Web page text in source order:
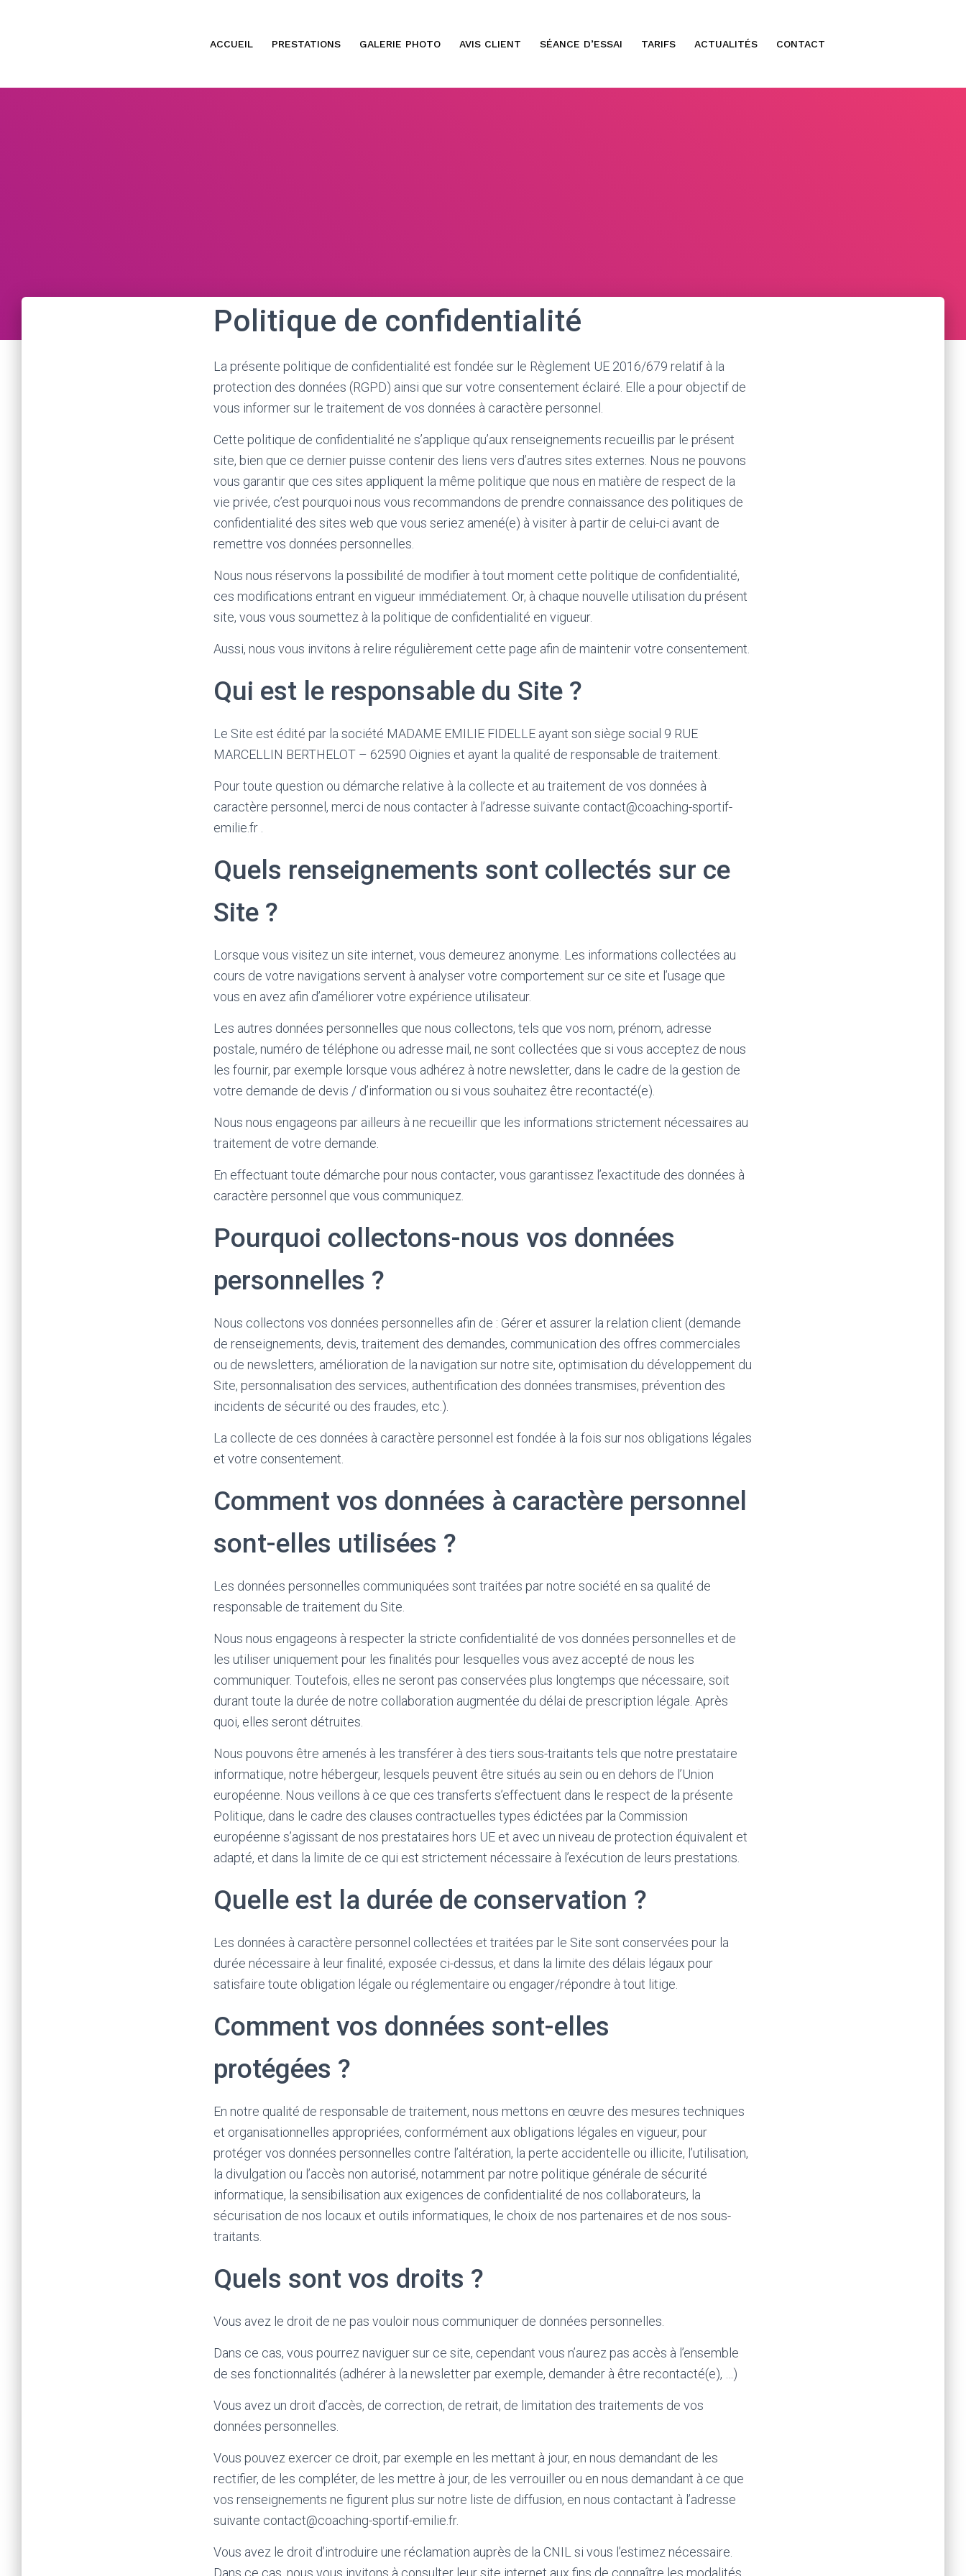
ACCUEIL PRESTATIONS GALERIE PHOTO AVIS CLIENT SÉANCE D’ESSAI TARIFS ACTUALITÉS CONTACT
Politique de confidentialité
La présente politique de confidentialité est fondée sur le Règlement UE 2016/679 relatif à la
protection des données (RGPD) ainsi que sur votre consentement éclairé. Elle a pour objectif de
vous informer sur le traitement de vos données à caractère personnel.
Cette politique de confidentialité ne s’applique qu’aux renseignements recueillis par le présent
site, bien que ce dernier puisse contenir des liens vers d’autres sites externes. Nous ne pouvons
vous garantir que ces sites appliquent la même politique que nous en matière de respect de la
vie privée, c’est pourquoi nous vous recommandons de prendre connaissance des politiques de
confidentialité des sites web que vous seriez amené(e) à visiter à partir de celui-ci avant de
remettre vos données personnelles.
Nous nous réservons la possibilité de modifier à tout moment cette politique de confidentialité,
ces modifications entrant en vigueur immédiatement. Or, à chaque nouvelle utilisation du présent
site, vous vous soumettez à la politique de confidentialité en vigueur.
Aussi, nous vous invitons à relire régulièrement cette page afin de maintenir votre consentement.
Qui est le responsable du Site ?
Le Site est édité par la société MADAME EMILIE FIDELLE ayant son siège social 9 RUE
MARCELLIN BERTHELOT – 62590 Oignies et ayant la qualité de responsable de traitement.
Pour toute question ou démarche relative à la collecte et au traitement de vos données à
caractère personnel, merci de nous contacter à l’adresse suivante contact@coaching-sportif-
emilie.fr .
Quels renseignements sont collectés sur ce
Site ?
Lorsque vous visitez un site internet, vous demeurez anonyme. Les informations collectées au
cours de votre navigations servent à analyser votre comportement sur ce site et l’usage que
vous en avez afin d’améliorer votre expérience utilisateur.
Les autres données personnelles que nous collectons, tels que vos nom, prénom, adresse
postale, numéro de téléphone ou adresse mail, ne sont collectées que si vous acceptez de nous
les fournir, par exemple lorsque vous adhérez à notre newsletter, dans le cadre de la gestion de
votre demande de devis / d’information ou si vous souhaitez être recontacté(e).
Nous nous engageons par ailleurs à ne recueillir que les informations strictement nécessaires au
traitement de votre demande.
En effectuant toute démarche pour nous contacter, vous garantissez l’exactitude des données à
caractère personnel que vous communiquez.
Pourquoi collectons-nous vos données
personnelles ?
Nous collectons vos données personnelles afin de : Gérer et assurer la relation client (demande
de renseignements, devis, traitement des demandes, communication des offres commerciales
ou de newsletters, amélioration de la navigation sur notre site, optimisation du développement du
Site, personnalisation des services, authentification des données transmises, prévention des
incidents de sécurité ou des fraudes, etc.).
La collecte de ces données à caractère personnel est fondée à la fois sur nos obligations légales
et votre consentement.
Comment vos données à caractère personnel
sont-elles utilisées ?
Les données personnelles communiquées sont traitées par notre société en sa qualité de
responsable de traitement du Site.
Nous nous engageons à respecter la stricte confidentialité de vos données personnelles et de
les utiliser uniquement pour les finalités pour lesquelles vous avez accepté de nous les
communiquer. Toutefois, elles ne seront pas conservées plus longtemps que nécessaire, soit
durant toute la durée de notre collaboration augmentée du délai de prescription légale. Après
quoi, elles seront détruites.
Nous pouvons être amenés à les transférer à des tiers sous-traitants tels que notre prestataire
informatique, notre hébergeur, lesquels peuvent être situés au sein ou en dehors de l’Union
européenne. Nous veillons à ce que ces transferts s’effectuent dans le respect de la présente
Politique, dans le cadre des clauses contractuelles types édictées par la Commission
européenne s’agissant de nos prestataires hors UE et avec un niveau de protection équivalent et
adapté, et dans la limite de ce qui est strictement nécessaire à l’exécution de leurs prestations.
Quelle est la durée de conservation ?
Les données à caractère personnel collectées et traitées par le Site sont conservées pour la
durée nécessaire à leur finalité, exposée ci-dessus, et dans la limite des délais légaux pour
satisfaire toute obligation légale ou réglementaire ou engager/répondre à tout litige.
Comment vos données sont-elles
protégées ?
En notre qualité de responsable de traitement, nous mettons en œuvre des mesures techniques
et organisationnelles appropriées, conformément aux obligations légales en vigueur, pour
protéger vos données personnelles contre l’altération, la perte accidentelle ou illicite, l’utilisation,
la divulgation ou l’accès non autorisé, notamment par notre politique générale de sécurité
informatique, la sensibilisation aux exigences de confidentialité de nos collaborateurs, la
sécurisation de nos locaux et outils informatiques, le choix de nos partenaires et de nos sous-
traitants.
Quels sont vos droits ?
Vous avez le droit de ne pas vouloir nous communiquer de données personnelles.
Dans ce cas, vous pourrez naviguer sur ce site, cependant vous n’aurez pas accès à l’ensemble
de ses fonctionnalités (adhérer à la newsletter par exemple, demander à être recontacté(e), …)
Vous avez un droit d’accès, de correction, de retrait, de limitation des traitements de vos
données personnelles.
Vous pouvez exercer ce droit, par exemple en les mettant à jour, en nous demandant de les
rectifier, de les compléter, de les mettre à jour, de les verrouiller ou en nous demandant à ce que
vos renseignements ne figurent plus sur notre liste de diffusion, en nous contactant à l’adresse
suivante contact@coaching-sportif-emilie.fr.
Vous avez le droit d’introduire une réclamation auprès de la CNIL si vous l’estimez nécessaire.
Dans ce cas, nous vous invitons à consulter leur site internet aux fins de connaître les modalités